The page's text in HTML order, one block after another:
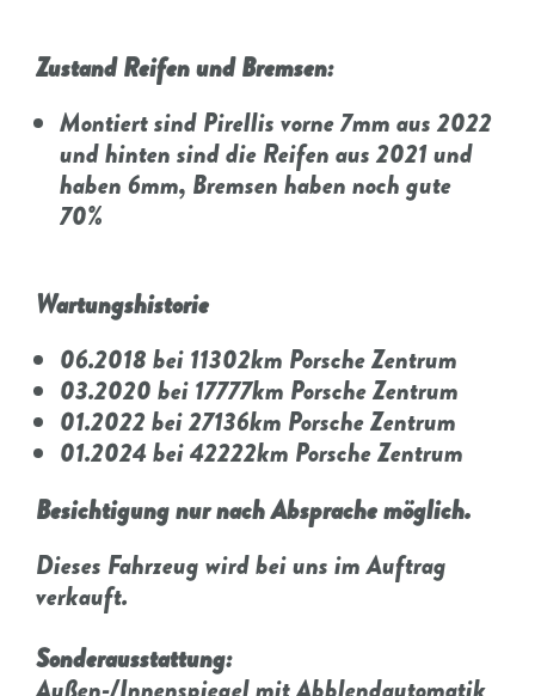
Zustand Reifen und Bremsen:
Montiert sind Pirellis vorne 7mm aus 2022
und hinten sind die Reifen aus 2021 und
haben 6mm, Bremsen haben noch gute
70%
Wartungshistorie
06.2018 bei 11302km Porsche Zentrum
03.2020 bei 17777km Porsche Zentrum
01.2022 bei 27136km Porsche Zentrum
01.2024 bei 42222km Porsche Zentrum
Besichtigung nur nach Absprache möglich.
Dieses Fahrzeug wird bei uns im Auftrag
verkauft.
Sonderausstattung: